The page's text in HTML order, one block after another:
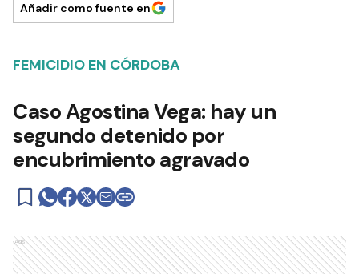
Añadir como fuente en
FEMICIDIO EN CÓRDOBA
Caso Agostina Vega: hay un
segundo detenido por
encubrimiento agravado
Ads